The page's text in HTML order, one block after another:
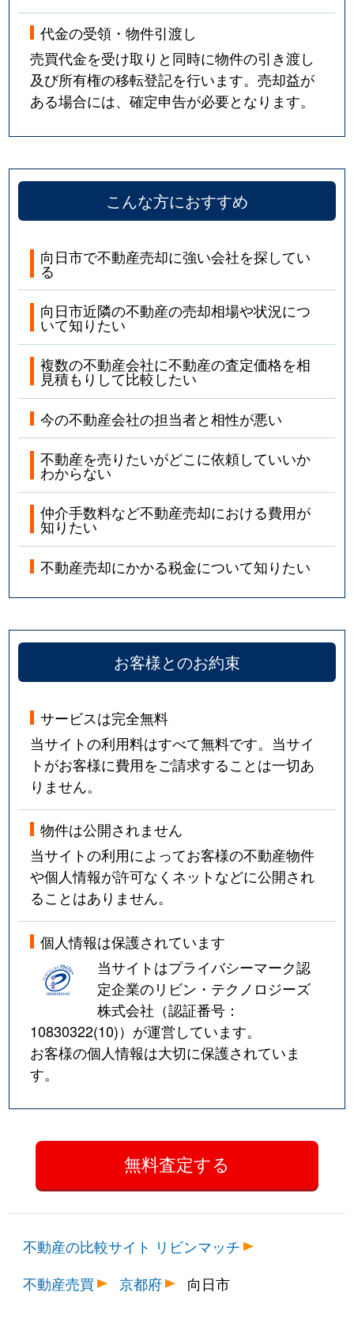
代金の受領・物件引渡し
売買代金を受け取りと同時に物件の引き渡し
及び所有権の移転登記を行います。売却益が
ある場合には、確定申告が必要となります。
こんな方におすすめ
向日市で不動産売却に強い会社を探してい
る
向日市近隣の不動産の売却相場や状況につ
いて知りたい
複数の不動産会社に不動産の査定価格を相
見積もりして比較したい
今の不動産会社の担当者と相性が悪い
不動産を売りたいがどこに依頼していいか
わからない
仲介手数料など不動産売却における費用が
知りたい
不動産売却にかかる税金について知りたい
お客様とのお約束
サービスは完全無料
当サイトの利用料はすべて無料です。当サイ
トがお客様に費用をご請求することは一切あ
りません。
物件は公開されません
当サイトの利用によってお客様の不動産物件
や個人情報が許可なくネットなどに公開され
ることはありません。
個人情報は保護されています
当サイトはプライバシーマーク認
定企業のリビン・テクノロジーズ
株式会社（認証番号：
10830322(10)）が運営しています。
お客様の個人情報は大切に保護されていま
す。
不動産の比較サイト リビンマッチ
不動産売買
京都府 向日市